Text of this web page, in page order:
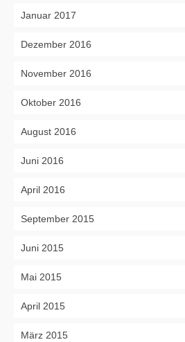
Januar 2017
Dezember 2016
November 2016
Oktober 2016
August 2016
Juni 2016
April 2016
September 2015
Juni 2015
Mai 2015
April 2015
März 2015